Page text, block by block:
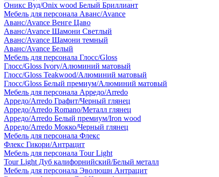
Оникс Вуд/Onix wood Белый Бриллиант
Мебель для персонала Аванс/Avance
Аванс/Avance Венге Цаво
Аванс/Avance Шамони Светлый
Аванс/Avance Шамони темный
Аванс/Avance Белый
Мебель для персонала Глосс/Gloss
Глосс/Gloss Ivory/Алюминий матовый
Глосс/Gloss Teakwood/Алюминий матовый
Глосс/Gloss Белый премиум/Алюминий матовый
Мебель для персонала Арредо/Arredo
Арредо/Arredo Графит/Черный глянец
Арредо/Arredo Romano/Металл глянец
Арредо/Arredo Белый премиум/Iron wood
Арредо/Arredo Мокко/Черный глянец
Мебель для персонала Флекс
Флекс Гикори/Антрацит
Мебель для персонала Tour Light
Tour Light Дуб калифорнийский/Белый металл
Мебель для персонала Эволюшн Антрацит